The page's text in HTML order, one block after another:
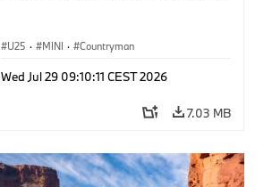
U25 · MINI · Countryman
Wed Jul 29 09:10:11 CEST 2026
7.03 MB